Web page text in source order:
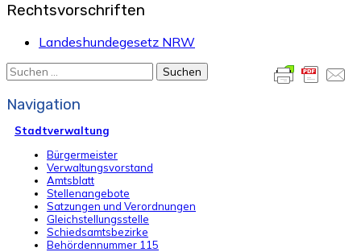
Rechtsvorschriften
Landeshundegesetz NRW
Suchen
Navigation
Stadtverwaltung
Bürgermeister
Verwaltungsvorstand
Amtsblatt
Stellenangebote
Satzungen und Verordnungen
Gleichstellungsstelle
Schiedsamtsbezirke
Behördennummer 115